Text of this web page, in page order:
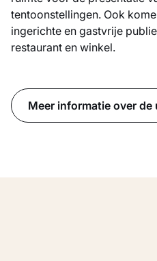
tentoonstellingen. Ook
ingerichte en gastvrije
restaurant en winkel.
Meer informatie over de